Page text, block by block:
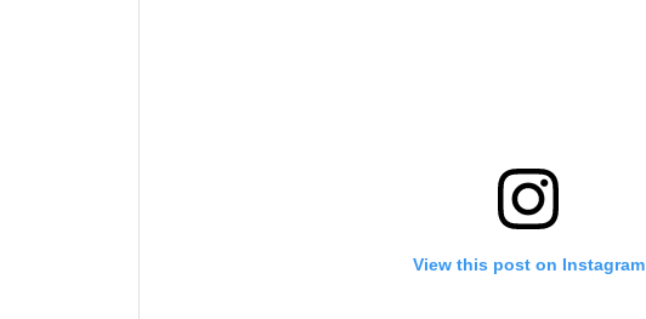
View this post on Instagram